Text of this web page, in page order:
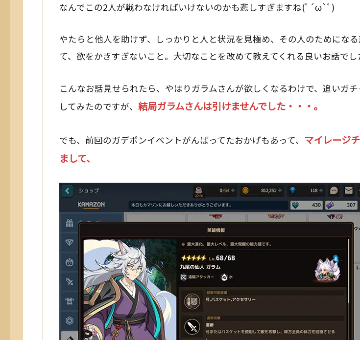
なんでこの2人が戦わなければいけないのかも悲しすぎますね(ﾟ´ω`ﾟ)
やたらと他人を助けず、しっかりと人と状況を見極め、その人のためにな
て、欲をかきすぎないこと。大切なことを改めて教えてくれる良いお話でし
こんなお話見せられたら、やはりガラムさんが欲しくなるわけで、追いガ
してみたのですが、 結局ガラムさんは引けませんでした・・・。
でも、前回のガデポンイベントがんばってたおかげもあって、 マイレージ
まして、